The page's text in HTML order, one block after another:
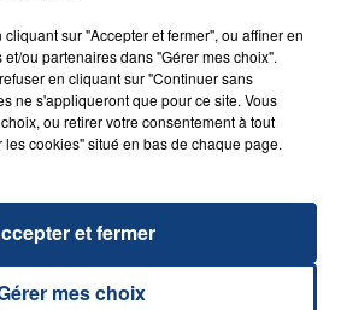
DEVANT SE FAIRE
contre la clinique qui a
et présenté ses
sur "Accepter et fermer", ou affiner en
ou partenaires dans "Gérer mes choix".
en cliquant sur "Continuer sans
ne s'appliqueront que pour ce site. Vous
ou retirer votre consentement à tout
cookies" situé en bas de chaque page.
mes choix
et fermer